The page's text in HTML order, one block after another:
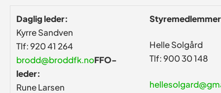
Daglig leder:
Kyrre Sandven
Tlf: 920 41 264
brodd@broddfk.noFFO-
leder:
Rune Larsen
Helle Solgård
Tlf: 900 30 148